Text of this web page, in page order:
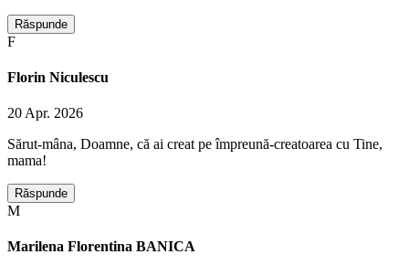
Răspunde
F
Florin Niculescu
20 Apr. 2026
Sărut-mâna, Doamne, că ai creat pe împreună-creatoarea cu Tine,
mama!
Răspunde
M
Marilena Florentina BANICA